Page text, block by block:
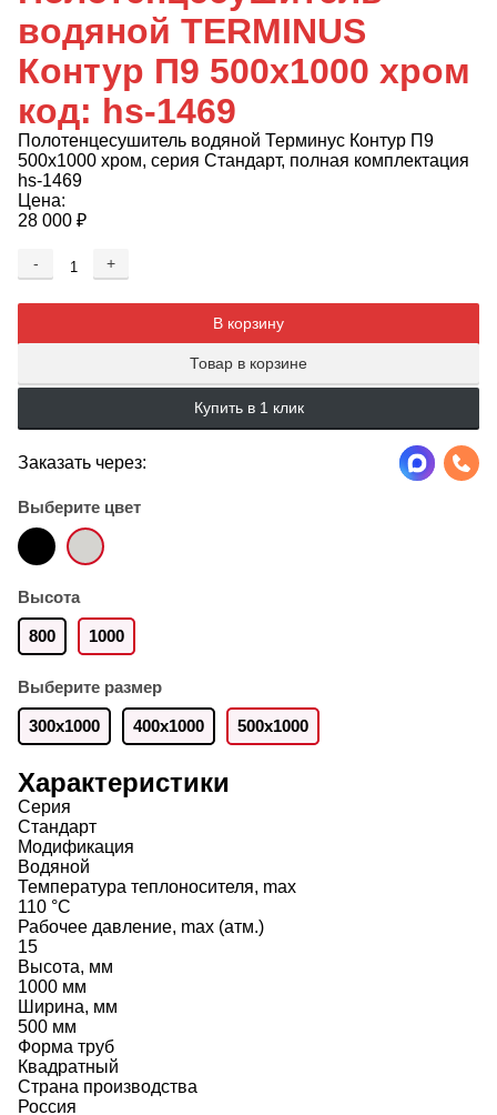
водяной TERMINUS
Контур П9 500х1000 хром
код: hs-1469
Полотенцесушитель водяной Терминус Контур П9
500х1000 хром, серия Стандарт, полная комплектация
hs-1469
Цена:
28 000 ₽
-
+
В корзину
Товар в корзине
Купить в 1 клик
Заказать через:
Выберите цвет
Высота
800 1000
Выберите размер
300х1000 400х1000 500х1000
Характеристики
Серия
Стандарт
Модификация
Водяной
Температура теплоносителя, max
110 °C
Рабочее давление, max (атм.)
15
Высота, мм
1000 мм
Ширина, мм
500 мм
Форма труб
Квадратный
Страна производства
Россия